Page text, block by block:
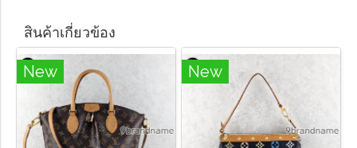
สินค้าเกี่ยวข้อง
New New